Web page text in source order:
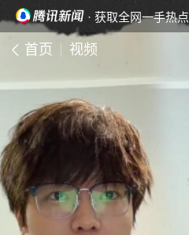
· 获取全网一手热点
首页 视频